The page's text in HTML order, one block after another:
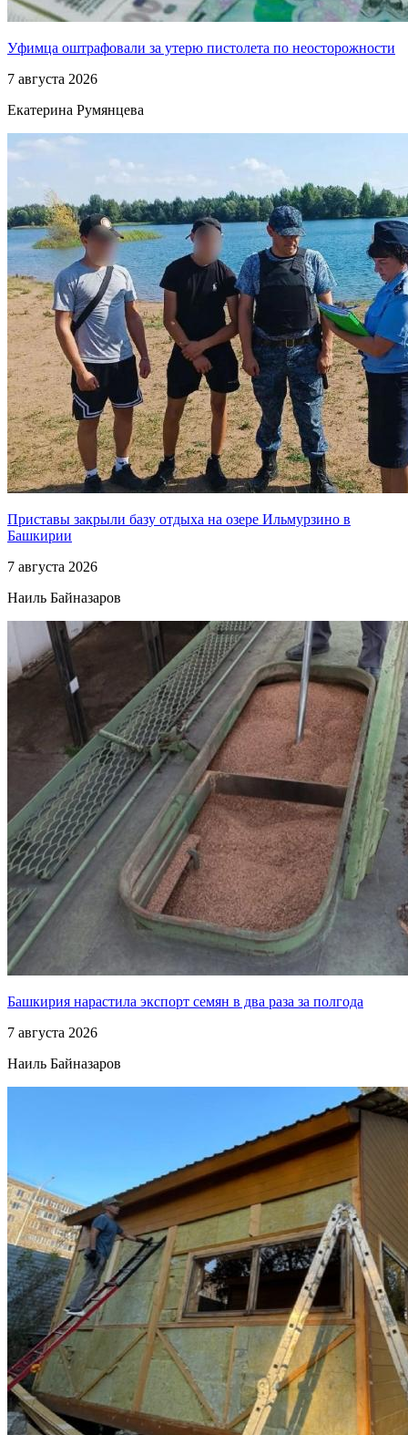
Уфимца оштрафовали за утерю пистолета по неосторожности
7 августа 2026
Екатерина Румянцева
Приставы закрыли базу отдыха на озере Ильмурзино в
Башкирии
7 августа 2026
Наиль Байназаров
Башкирия нарастила экспорт семян в два раза за полгода
7 августа 2026
Наиль Байназаров